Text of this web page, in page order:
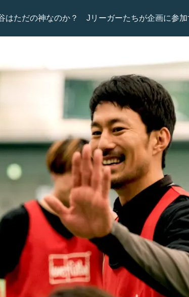
はただの神なのか？ Jリーガーたちが企画に参加